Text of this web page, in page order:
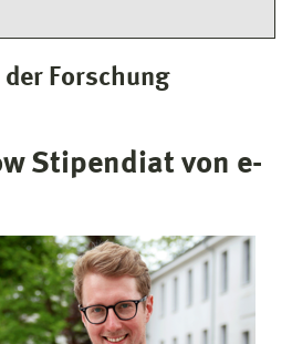
Forschung
Stipendiat von e-